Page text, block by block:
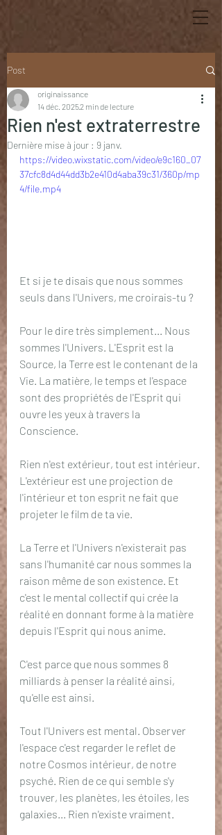
Post
Rien n'est extraterrestre
originaissance
14 déc. 20252 min de lecture
Dernière mise à jour : 9 janv.
https://video.wixstatic.com/video/e9c160_07
37cfc8d4d44dd3b2e410d4aba39c31/360p/mp
4/file.mp4
Et si je te disais que nous sommes
seuls dans l'Univers, me croirais-tu ?
Pour le dire très simplement... Nous
sommes l'Univers. L'Esprit est la
Source, la Terre est le contenant de la
Vie. La matière, le temps et l'espace
sont des propriétés de l'Esprit qui
ouvre les yeux à travers la
Conscience.
Rien n'est extérieur, tout est intérieur.
L'extérieur est une projection de
l'intérieur et ton esprit ne fait que
projeter le film de ta vie.
La Terre et l'Univers n'existerait pas
sans l'humanité car nous sommes la
raison même de son existence. Et
c'est le mental collectif qui crée la
réalité en donnant forme à la matière
depuis l'Esprit qui nous anime.
C'est parce que nous sommes 8
milliards à penser la réalité ainsi,
qu'elle est ainsi.
Tout l'Univers est mental. Observer
l'espace c'est regarder le reflet de
notre Cosmos intérieur, de notre
psyché. Rien de ce qui semble s'y
trouver, les planètes, les étoiles, les
galaxies... Rien n'existe vraiment.